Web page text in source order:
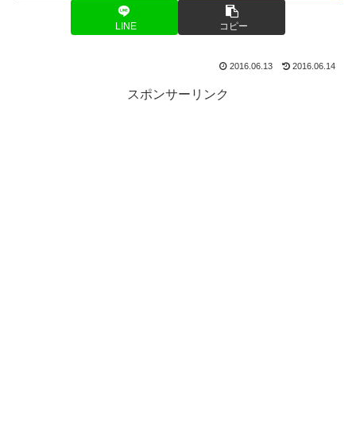
LINE コピー
2016.06.13 2016.06.14
スポンサーリンク